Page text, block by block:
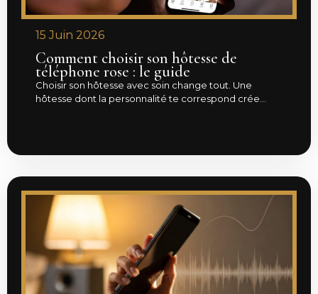
15 Juin 2026
Comment choisir son hôtesse de
téléphone rose : le guide
Choisir son hôtesse avec soin change tout. Une
hôtesse dont la personnalité te correspond crée...